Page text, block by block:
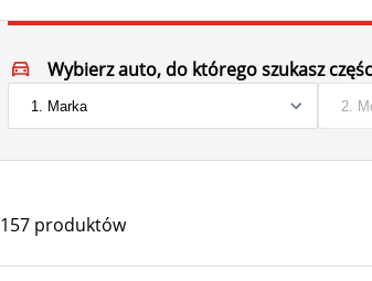
Wybierz auto, do którego szukasz
157 produktów